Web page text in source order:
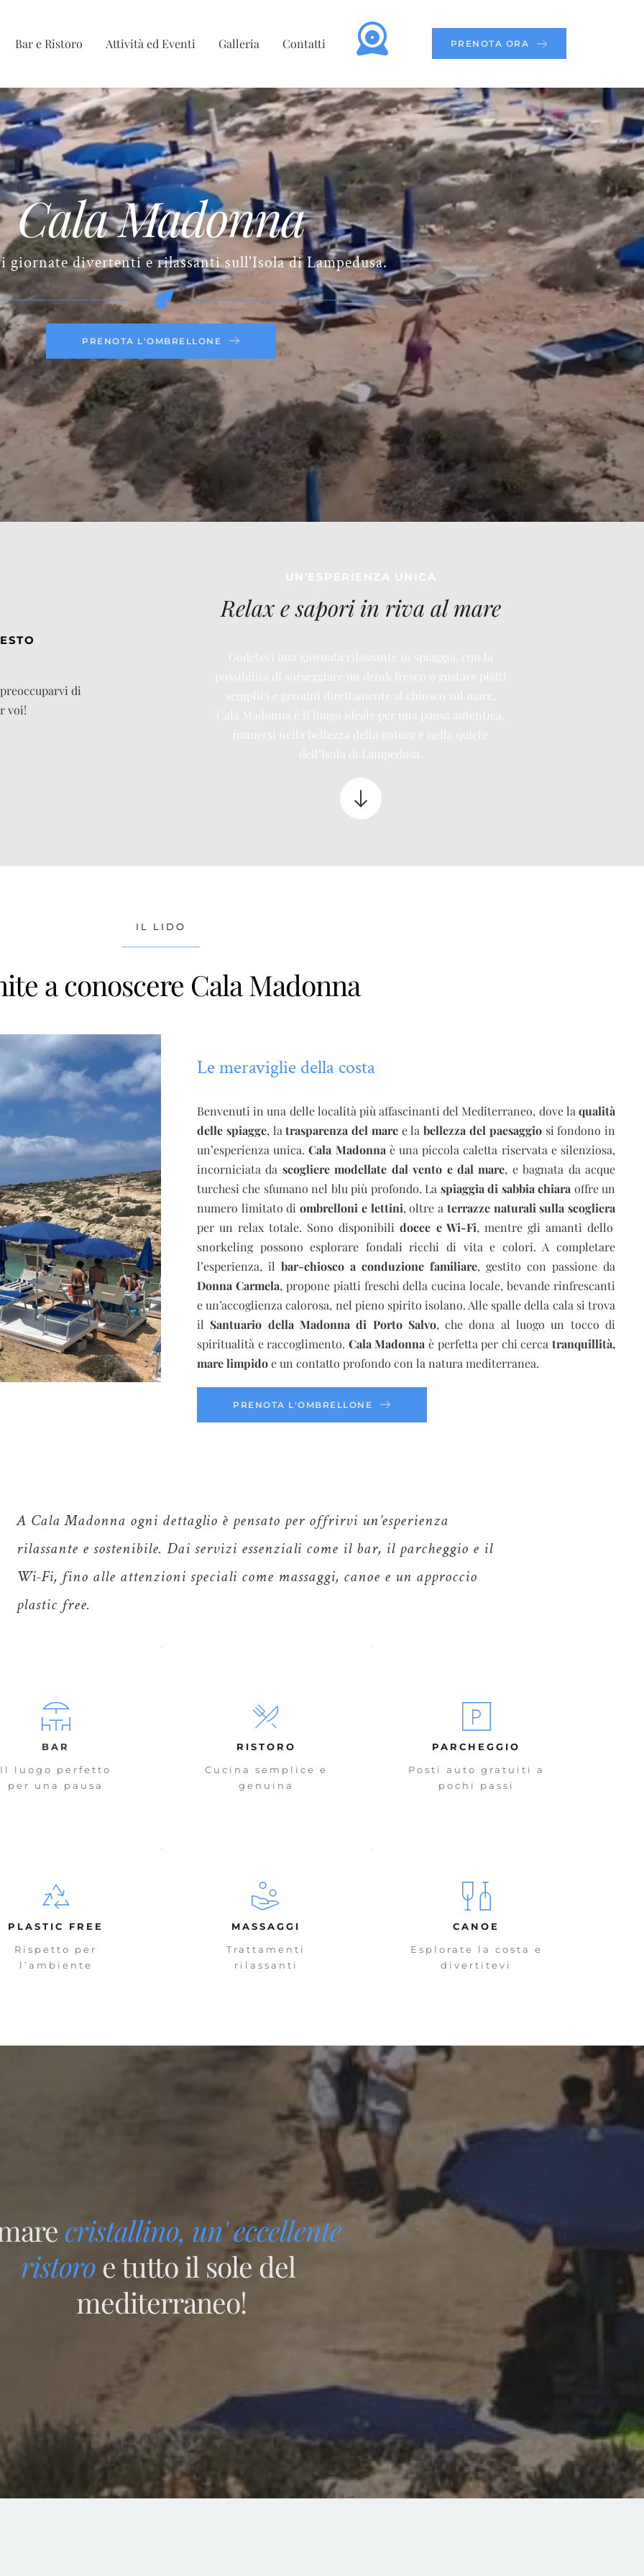
Bar e Ristoro Attività ed Eventi Galleria Contatti PRENOTA ORA
Cala Madonna
giornate divertenti e rilassanti sull'Isola di Lampedusa.
PRENOTA L'OMBRELLONE
di
voi!
UN'ESPERIENZA UNICA
Relax e sapori in riva al mare
Godetevi una giornata rilassante in spiaggia, con la
possibilità di sorseggiare un drink fresco o gustare piatti
semplici e genuini direttamente al chiosco sul mare.
Cala Madonna è il luogo ideale per una pausa autentica,
immersi nella bellezza della natura e nella quiete
dell’Isola di Lampedusa.
IL LIDO
a conoscere Cala Madonna
Le meraviglie della costa
Benvenuti in una delle località più affascinanti del Mediterraneo, dove la qualità
delle spiagge, latrasparenza del maree labellezza del paesaggiosi fondono in
un’esperienza unica.Cala Madonnaè una piccola caletta riservata e silenziosa,
incorniciata da scogliere modellate dal vento e dal mare, e bagnata da acque
turchesi che sfumano nel blu più profondo. La spiaggia di sabbia chiara offre un
numero limitato diombrelloni e lettini, oltre a terrazze naturali sulla scogliera
per un relax totale. Sono disponibilidocce e Wi-Fi, mentre gli amanti dello
snorkeling possono esplorare fondali ricchi di vita e colori. A completare
l’esperienza, il bar-chiosco a conduzione familiare, gestito con passione da
Donna Carmela, propone piatti freschi della cucina locale, bevande rinfrescanti
e un’accoglienza calorosa, nel pieno spirito isolano. Alle spalle della cala si trova
il Santuario della Madonna di Porto Salvo, che dona al luogo un tocco di
spiritualità e raccoglimento. Cala Madonna è perfetta per chi cercatranquillità,
mare limpidoe un contatto profondo con la natura mediterranea.
PRENOTA L'OMBRELLONE
A Cala Madonna ogni dettaglio è pensato per offrirvi un’esperienza
rilassante e sostenibile. Dai servizi essenziali come il bar, il parcheggio e il
Wi-Fi, fino alle attenzioni speciali come massaggi, canoe e un approccio
plastic free.
BAR
Il luogo perfetto
per una pausa
RISTORO
Cucina semplice e
genuina
PARCHEGGIO
Posti auto gratuiti a
pochi passi
PLASTIC FREE
Rispetto per
l’ambiente
MASSAGGI
Trattamenti
rilassanti
CANOE
Esplorate la costa e
divertitevi
cristallino, un'eccellente
ristoro e tutto il sole del
mediterraneo!